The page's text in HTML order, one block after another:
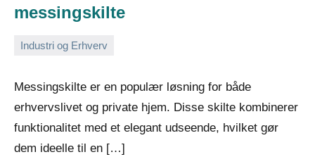
messingskilte
Industri og Erhverv
2026
Messingskilte er en populær løsning for både
erhvervslivet og private hjem. Disse skilte kombinerer
funktionalitet med et elegant udseende, hvilket gør
dem ideelle til en […]